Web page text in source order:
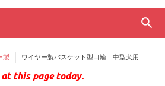
製 ワイヤー製バスケット型口輪 中型犬用
this page today.